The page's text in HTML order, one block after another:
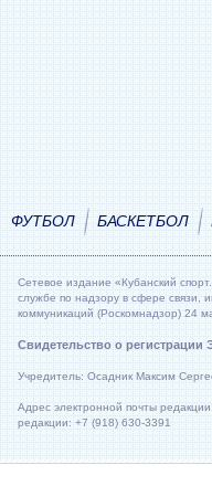
ФУТБОЛ БАСКЕТБОЛ
Сетевое издание «Кубанский
службе по надзору в сфере связи,
коммуникаций (Роскомнадзор) 24
Свидетельство о
Учредитель: Осадник Максим
Адрес электронной почты
редакции: +7 (918) 630-3391